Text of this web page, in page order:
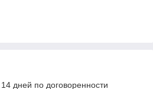
дней по договоренности